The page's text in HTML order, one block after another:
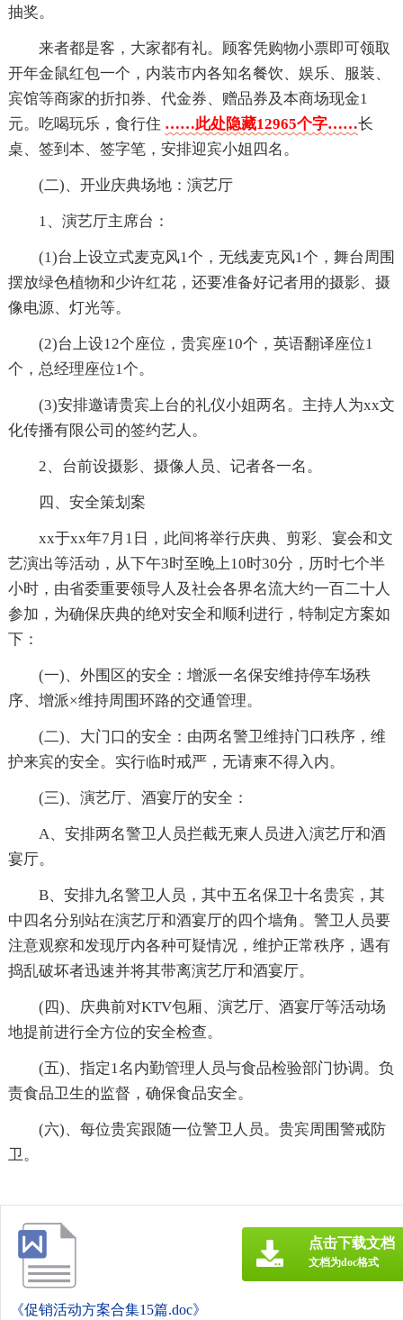
抽奖。
来者都是客，大家都有礼。顾客凭购物小票即可领取
开年金鼠红包一个，内装市内各知名餐饮、娱乐、服装、
宾馆等商家的折扣券、代金券、赠品券及本商场现金1
元。吃喝玩乐，食行住 ……此处隐藏12965个字……长
桌、签到本、签字笔，安排迎宾小姐四名。
(二)、开业庆典场地：演艺厅
1、演艺厅主席台：
(1)台上设立式麦克风1个，无线麦克风1个，舞台周围
摆放绿色植物和少许红花，还要准备好记者用的摄影、摄
像电源、灯光等。
(2)台上设12个座位，贵宾座10个，英语翻译座位1
个，总经理座位1个。
(3)安排邀请贵宾上台的礼仪小姐两名。主持人为xx文
化传播有限公司的签约艺人。
2、台前设摄影、摄像人员、记者各一名。
四、安全策划案
xx于xx年7月1日，此间将举行庆典、剪彩、宴会和文
艺演出等活动，从下午3时至晚上10时30分，历时七个半
小时，由省委重要领导人及社会各界名流大约一百二十人
参加，为确保庆典的绝对安全和顺利进行，特制定方案如
下：
(一)、外围区的安全：增派一名保安维持停车场秩
序、增派×维持周围环路的交通管理。
(二)、大门口的安全：由两名警卫维持门口秩序，维
护来宾的安全。实行临时戒严，无请柬不得入内。
(三)、演艺厅、酒宴厅的安全：
A、安排两名警卫人员拦截无柬人员进入演艺厅和酒
宴厅。
B、安排九名警卫人员，其中五名保卫十名贵宾，其
中四名分别站在演艺厅和酒宴厅的四个墙角。警卫人员要
注意观察和发现厅内各种可疑情况，维护正常秩序，遇有
捣乱破坏者迅速并将其带离演艺厅和酒宴厅。
(四)、庆典前对KTV包厢、演艺厅、酒宴厅等活动场
地提前进行全方位的安全检查。
(五)、指定1名内勤管理人员与食品检验部门协调。负
责食品卫生的监督，确保食品安全。
(六)、每位贵宾跟随一位警卫人员。贵宾周围警戒防
卫。
《促销活动方案合集15篇.doc》
点击下载文档
文档为doc格式